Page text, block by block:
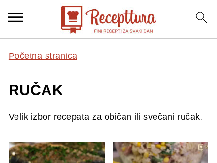
Početna stranica
RUČAK
Velik izbor recepata za običan ili svečani ručak.